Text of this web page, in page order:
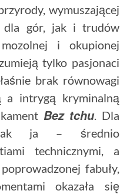
wymuszającej
dla gór, jak i trudów
i okupionej
tylko pasjonaci
brak równowagi
a intrygą kryminalną
Bez tchu. Dla
jak ja – średnio
technicznymi, a
fabuły,
okazała się